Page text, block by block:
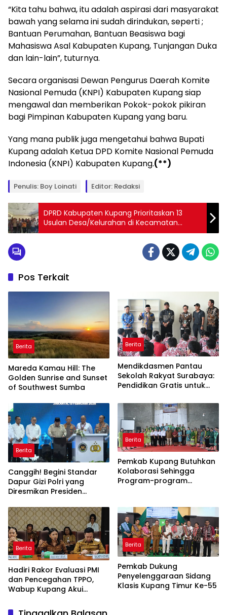
“Kita tahu bahwa, itu adalah aspirasi dari masyarakat
bawah yang selama ini sudah dirindukan, seperti ;
Bantuan Perumahan, Bantuan Beasiswa bagi
Mahasiswa Asal Kabupaten Kupang, Tunjangan Duka
dan lain-lain”, tuturnya.
Secara organisasi Dewan Pengurus Daerah Komite
Nasional Pemuda (KNPI) Kabupaten Kupang siap
mengawal dan memberikan Pokok-pokok pikiran
bagi Pimpinan Kabupaten Kupang yang baru.
Yang mana publik juga mengetahui bahwa Bupati
Kupang adalah Ketua DPD Komite Nasional Pemuda
Indonesia (KNPI) Kabupaten Kupang.(**)
Penulis: Boy Loinati Editor: Redaksi
DPRD Kabupaten Kupang Prioritaskan 13
Usulan Desa/Kelurahan di Kecamatan
Kupang Timur
Pos Terkait
Berita
Mareda Kamau Hill: The
Golden Sunrise and Sunset
of Southwest Sumba
Berita
Mendikdasmen Pantau
Sekolah Rakyat Surabaya:
Pendidikan Gratis untuk
Berita
Canggih! Begini Standar
Dapur Gizi Polri yang
Diresmikan Presiden
Berita
Pemkab Kupang Butuhkan
Kolaborasi Sehingga
Program-program
Berita
Hadiri Rakor Evaluasi PMI
dan Pencegahan TPPO,
Wabup Kupang Akui
Bermasalah
Berita
Pemkab Dukung
Penyelenggaraan Sidang
Klasis Kupang Timur Ke-55